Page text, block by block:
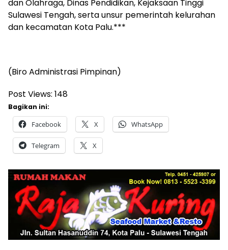
dan Olahraga, Dinas Pendidikan, Kejaksaan Tinggi
Sulawesi Tengah, serta unsur pemerintah kelurahan
dan kecamatan Kota Palu.***
(Biro Administrasi Pimpinan)
Post Views: 148
Bagikan ini:
Facebook X WhatsApp
Telegram X